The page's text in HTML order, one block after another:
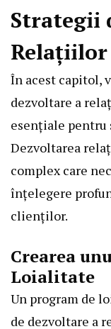
Strategii
În acest capitol,
dezvoltare a
esențiale pentru
Dezvoltarea
complex care
înțelegere
clienților.
Crearea
Loialitate
Un program de
de dezvoltare a